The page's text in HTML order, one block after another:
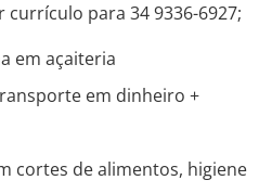
para 34 9336-6927;
em açaiteria
em dinheiro +
cortes de alimentos, higiene